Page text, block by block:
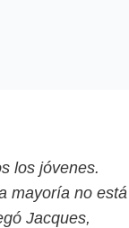
los jóvenes.
mayoría no está
Jacques,